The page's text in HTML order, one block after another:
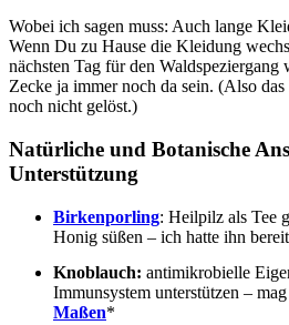
Wobei ich sagen muss: Auch lange
Wenn Du zu Hause die Kleidung
nächsten Tag für den
Zecke ja immer noch da sein. (Also
noch nicht gelöst.)
Natürliche und Botanische
Unterstützung
Birkenporling: Heilpilz als Tee
Honig süßen – ich hatte ihn
Knoblauch: antimikrobielle
Immunsystem unterstützen –
Maßen*